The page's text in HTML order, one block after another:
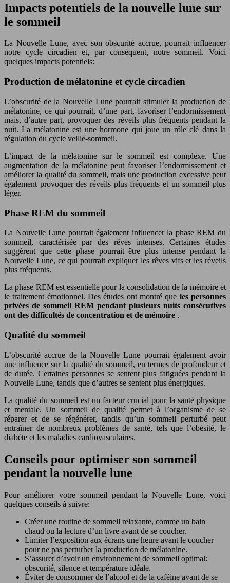
Impacts potentiels de la nouvelle lune sur
le sommeil
La Nouvelle Lune, avec son obscurité accrue, pourrait influencer
notre cycle circadien et, par conséquent, notre sommeil. Voici
quelques impacts potentiels:
Production de mélatonine et cycle circadien
L’obscurité de la Nouvelle Lune pourrait stimuler la production de
mélatonine, ce qui pourrait, d’une part, favoriser l’endormissement
mais, d’autre part, provoquer des réveils plus fréquents pendant la
nuit. La mélatonine est une hormone qui joue un rôle clé dans la
régulation du cycle veille-sommeil.
L’impact de la mélatonine sur le sommeil est complexe. Une
augmentation de la mélatonine peut favoriser l’endormissement et
améliorer la qualité du sommeil, mais une production excessive peut
également provoquer des réveils plus fréquents et un sommeil plus
léger.
Phase REM du sommeil
La Nouvelle Lune pourrait également influencer la phase REM du
sommeil, caractérisée par des rêves intenses. Certaines études
suggèrent que cette phase pourrait être plus intense pendant la
Nouvelle Lune, ce qui pourrait expliquer les rêves vifs et les réveils
plus fréquents.
La phase REM est essentielle pour la consolidation de la mémoire et
le traitement émotionnel. Des études ont montré que les personnes
privées de sommeil REM pendant plusieurs nuits consécutives
ont des difficultés de concentration et de mémoire .
Qualité du sommeil
L’obscurité accrue de la Nouvelle Lune pourrait également avoir
une influence sur la qualité du sommeil, en termes de profondeur et
de durée. Certaines personnes se sentent plus fatiguées pendant la
Nouvelle Lune, tandis que d’autres se sentent plus énergiques.
La qualité du sommeil est un facteur crucial pour la santé physique
et mentale. Un sommeil de qualité permet à l’organisme de se
réparer et de se régénérer, tandis qu’un sommeil perturbé peut
entraîner de nombreux problèmes de santé, tels que l’obésité, le
diabète et les maladies cardiovasculaires.
Conseils pour optimiser son sommeil
pendant la nouvelle lune
Pour améliorer votre sommeil pendant la Nouvelle Lune, voici
quelques conseils à suivre:
Créer une routine de sommeil relaxante, comme un bain
chaud ou la lecture d’un livre avant de se coucher.
Limiter l’exposition aux écrans une heure avant le coucher
pour ne pas perturber la production de mélatonine.
S’assurer d’avoir un environnement de sommeil optimal:
obscurité, silence et température idéale.
Éviter de consommer de l’alcool et de la caféine avant de se